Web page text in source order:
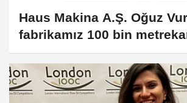
Haus Makina A.Ş. Oğuz
fabrikamız 100 bin